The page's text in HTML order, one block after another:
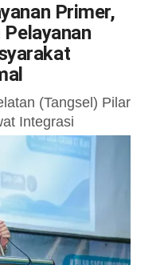
Primer,
(Tangsel) Pilar
Integrasi
yang
semakin